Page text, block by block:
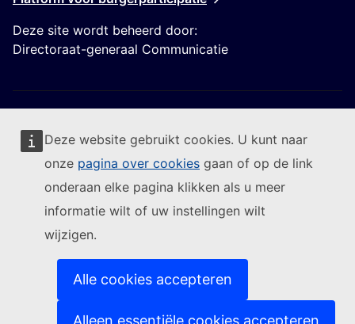
Deze website gebruikt cookies. U kunt naar
onze pagina over cookies gaan of op de link
onderaan elke pagina klikken als u meer
informatie wilt of uw instellingen wilt
wijzigen.
Alle cookies accepteren
Alleen essentiële cookies accepteren
Deze site wordt beheerd door:
Directoraat-generaal Communicatie
Volg de Europese Commissie
Contact(Externe link)
Een IT-kwetsbaarheid melden
Talen op onze websites(Externe link)
(Externe link)
Privacybeleid
Juridische mededeling
(Externe link)